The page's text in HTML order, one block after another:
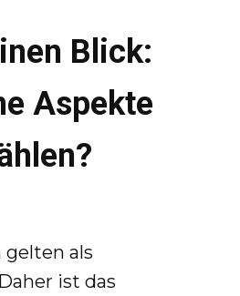
Blick:
Aspekte
als
ist das